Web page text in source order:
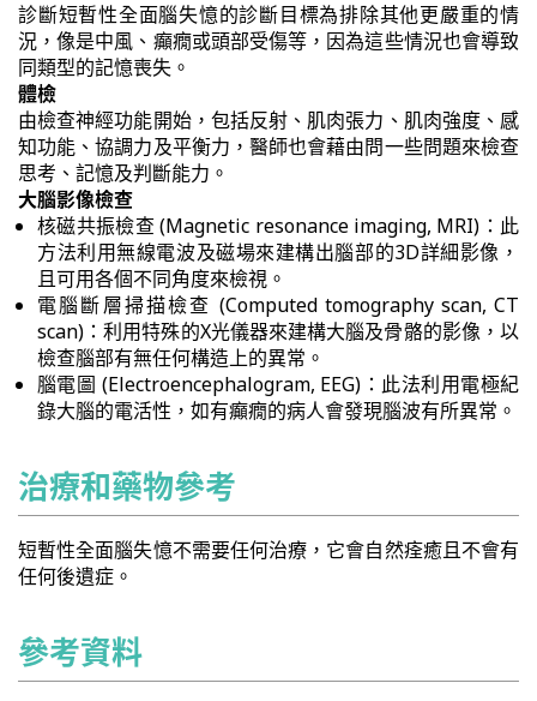
診斷短暫性全面腦失憶的診斷目標為排除其他更嚴重的情
況，像是中風、癲癇或頭部受傷等，因為這些情況也會導致
同類型的記憶喪失。
體檢
由檢查神經功能開始，包括反射、肌肉張力、肌肉強度、感
知功能、協調力及平衡力，醫師也會藉由問一些問題來檢查
思考、記憶及判斷能力。
大腦影像檢查
核磁共振檢查 (Magnetic resonance imaging, MRI)：此
方法利用無線電波及磁場來建構出腦部的3D詳細影像，
且可用各個不同角度來檢視。
電腦斷層掃描檢查 (Computed tomography scan, CT
scan)：利用特殊的X光儀器來建構大腦及骨骼的影像，以
檢查腦部有無任何構造上的異常。
腦電圖 (Electroencephalogram, EEG)：此法利用電極紀
錄大腦的電活性，如有癲癇的病人會發現腦波有所異常。
治療和藥物參考
短暫性全面腦失憶不需要任何治療，它會自然痊癒且不會有
任何後遺症。
參考資料